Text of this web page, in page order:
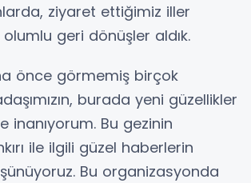
ziyaret ettiğimiz iller
geri dönüşler aldık.
önce görmemiş birçok
burada yeni güzellikler
inanıyorum. Bu gezinin
ile ilgili güzel haberlerin
Bu organizasyonda